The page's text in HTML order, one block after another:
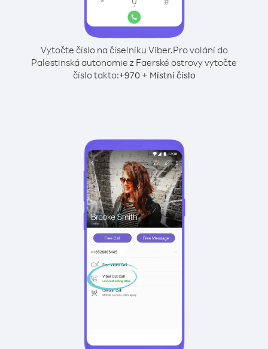
Vytočte číslo na číselníku Viber.Pro volání do
Palestinská autonomie z Faerské ostrovy vytočte
číslo takto:+970+ Místní číslo